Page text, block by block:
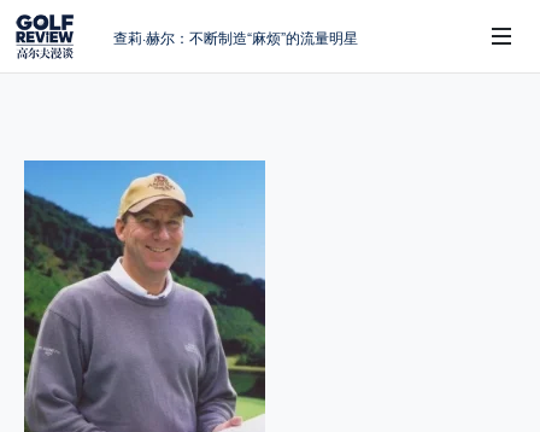
查莉·赫尔：不断制造“麻烦”的流量明星
AIG英国女子公开赛，一场大满贯的50年
蜕变
避暑北海道：原始森林中挥杆，美食与清
风作伴